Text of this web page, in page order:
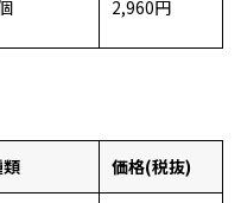
2,960円
価格(税抜)